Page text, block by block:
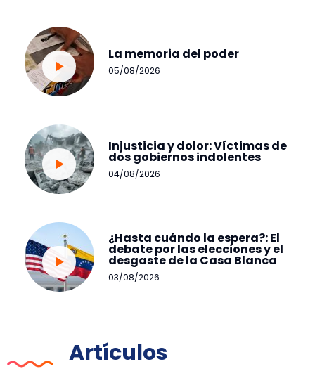
La memoria del poder
05/08/2026
Injusticia y dolor: Víctimas de
dos gobiernos indolentes
04/08/2026
¿Hasta cuándo la espera?: El
debate por las elecciones y el
desgaste de la Casa Blanca
03/08/2026
Artículos